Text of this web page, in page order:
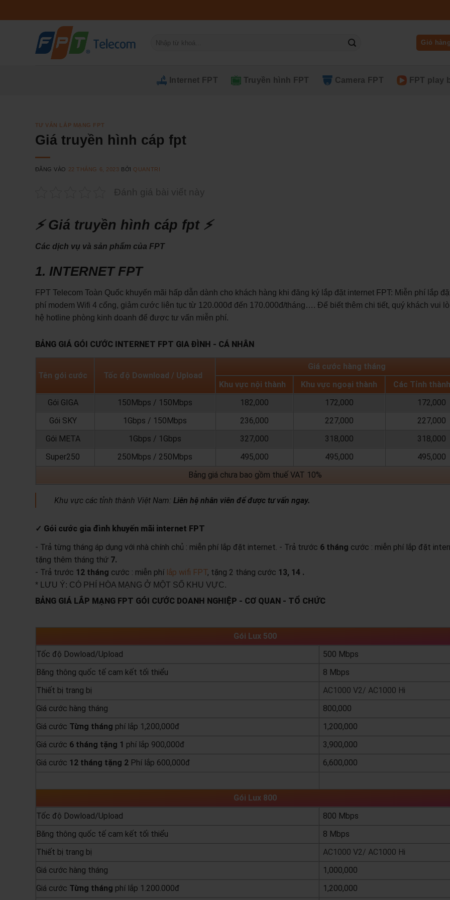
qua
kiếm:
Giỏ
Internet FPT Truyền hình FPT Camera FPT FPT play
TƯ VẤN LẮP MẠNG FPT
Giá truyền hình cáp fpt
ĐĂNG VÀO 22 THÁNG 6, 2023 BỞI QUANTRI
Đánh giá bài viết này
⚡ Giá truyền hình cáp fpt ⚡
Các dịch vụ và sản phẩm của FPT
1. INTERNET FPT
FPT Telecom Toàn Quốc khuyến mãi hấp dẫn dành cho khách hàng khi đăng ký lắp đặt internet FPT: Miễn phí lắp
phí modem Wifi 4 cổng, giảm cước liên tục từ 120.000đ đến 170.000đ/tháng…. Để biết thêm chi tiết, quý khách vui
hệ hotline phòng kinh doanh để được tư vấn miễn phí.
BẢNG GIÁ GÓI CƯỚC INTERNET FPT GIA ĐÌNH - CÁ NHÂN
Tên gói cước Tốc độ Download / Upload
Giá cước hàng tháng
Khu vực nội thành
Khu vực ngoại thành
Các Tỉnh
Gói GIGA
150Mbps / 150Mbps 182,000 172,000
172,000
Gói SKY
1Gbps / 150Mbps 236,000 227,000
227,000
Gói META
1Gbps / 1Gbps 327,000 318,000
318,000
Super250
250Mbps / 250Mbps 495,000 495,000
495,000
Bảng giá chưa bao gồm thuế VAT 10%
Khu vực các tỉnh thành Việt Nam: Liên hệ nhân viên để được tư vấn ngay.
✓ Gói cước gia đình khuyến mãi internet FPT
- Trả từng tháng áp dụng với nhà chính chủ : miễn phí lắp đặt internet. - Trả trước 6 tháng cước : miễn phí lắp đặt
tặng thêm tháng thứ7.
- Trả trước 12 tháng cước : miễn phí lắp wifi FPT, tặng 2 tháng cước 13, 14 .
* LƯU Ý: CÓ PHÍ HÒA MẠNG Ở MỘT SỐ KHU VỰC.
BẢNG GIÁ LẮP MẠNG FPT GÓI CƯỚC DOANH NGHIỆP - CƠ QUAN - TỔ CHỨC
Gói Lux 500
Tốc độ Dowload/Upload
500 Mbps
Băng thông quốc tế cam kết tối thiểu
8 Mbps
Thiết bị trang bị
AC1000 V2/ AC1000 Hi
Giá cước hàng tháng
800,000
Giá cước Từng tháng phí lắp 1,200,000đ
1,200,000
Giá cước 6 tháng tặng 1 phí lắp 900,000đ
3,900,000
Giá cước 12 tháng tặng 2 Phí lắp 600,000đ 6,600,000
Gói Lux 800
Tốc độ Dowload/Upload
800 Mbps
Băng thông quốc tế cam kết tối thiểu
8 Mbps
Thiết bị trang bị
AC1000 V2/ AC1000 Hi
Giá cước hàng tháng
1,000,000
Giá cước Từng tháng phí lắp 1.200.000đ
1,200,000